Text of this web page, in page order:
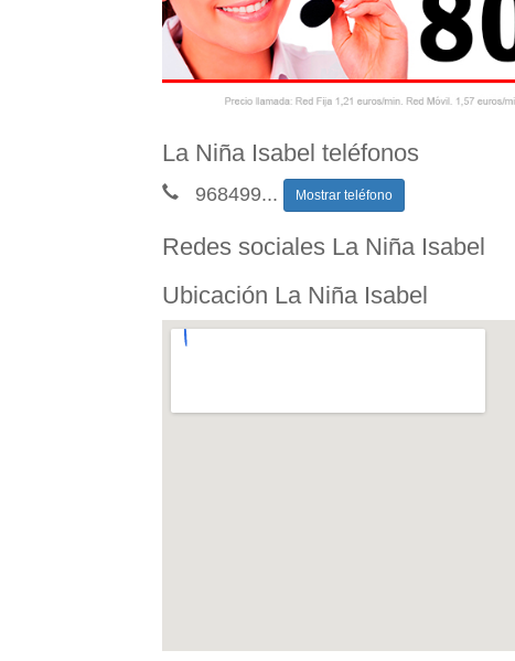
La Niña Isabel teléfonos
968499... Mostrar teléfono
Redes sociales La Niña Isabel
Ubicación La Niña Isabel